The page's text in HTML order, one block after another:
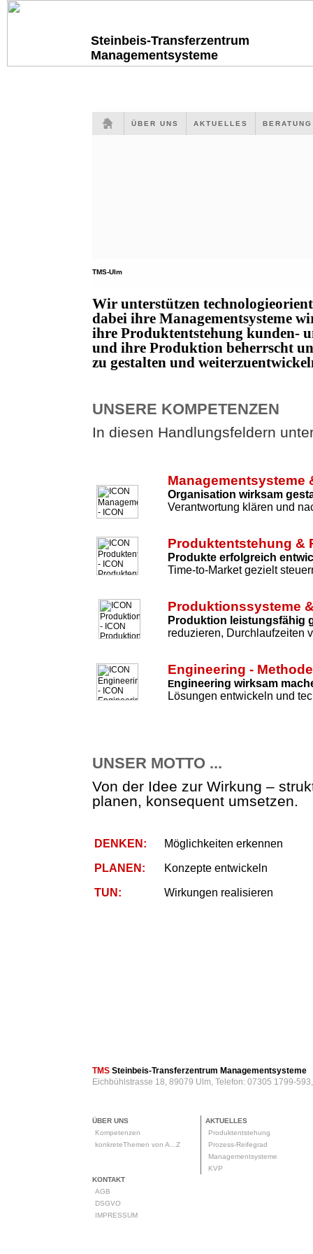
Steinbeis-Transferzentrum
Managementsysteme
ÜBER UNS AKTUELLES
TMS-Ulm
Wir unterstützen
dabei ihre Managementsysteme
ihre Produktentstehung kunden-
und ihre Produktion beherrscht
zu gestalten und
UNSERE KOMPETENZEN
In diesen Handlungsfeldern
Managementsysteme
Organisation wirksam
Verantwortung klären und
Produktentstehung &
Produkte erfolgreich
Time-to-Market gezielt
Produktionssysteme
Produktion leistungsfähig
reduzieren, Durchlaufzeiten
Engineering -
Engineering wirksam
Lösungen entwickeln und
UNSER MOTTO ...
Von der Idee zur Wirkung –
planen, konsequent umsetzen.
DENKEN: Möglichkeiten erkennen
PLANEN: Konzepte entwickeln
TUN: Wirkungen realisieren
TMS Steinbeis-Transferzentrum Managementsysteme
Eichbühlstrasse 18, 89079 Ulm, Telefon: 07305 1799-
ÜBER UNS
Kompetenzen
konkreteThemen von A...Z
AKTUELLES
Produktentstehung
Prozess-Reifegrad
Managementsysteme
KVP
KONTAKT
AGB
DSGVO
IMPRESSUM